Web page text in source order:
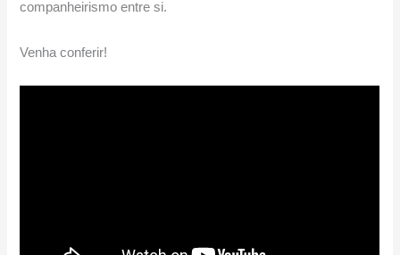
companheirismo entre si.
Venha conferir!